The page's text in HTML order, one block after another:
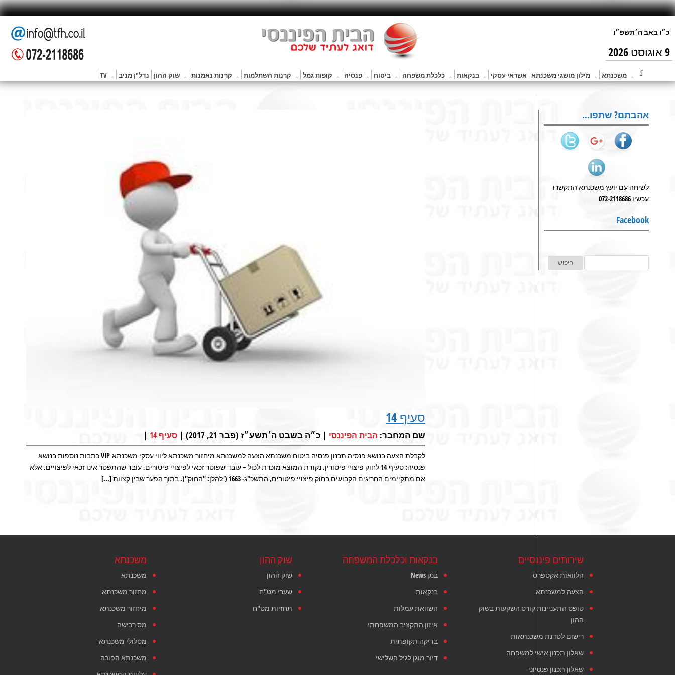
9 אוגוסט 2026
משכנתא מילון מושגי משכנתא אשראי עסקי בנקאות כלכלת משפחה ביטוח פנסיה קופות גמל קרנות השתלמות קרנות נאמנות שוק ההון נדל"ן מניב TV
סעיף 14
שם המחבר: הבית הפיננסי | כ״ה בשבט ה׳תשע״ז (פבר 21, 2017) | סעיף 14 |
לקבלת הצעה בנושא פנסיה תכנון פנסיה ביטוח משכנתא הצעה למשכנתא מיחזור משכנתא ליווי עסקי משכנתא VIP כתבות נוספות בנושא
פנסיה: סעיף 14 לחוק פיצויי פיטורין. נקודת המוצא מוכרת לכול – עובד שפוטר זכאי לפיצויי פיטורים, עובד שהתפטר אינו זכאי לפיצויים, אלא
אם מתקיימים החריגים הקבועים בחוק פיצויי פיטורים, התשכ"ג- 1663 ( להלן: "החוק"(. בתוך הפער שבין קצוות [...]
אהבתם? שתפו…
לשיחה עם יועץ משכנתא התקשרו
עכשיו 072-2118686
Facebook
משכנתא
משכנתא
מחזור משכנתא
מיחזור משכנתא
מס רכישה
מסלולי משכנתא
משכנתא הפוכה
שוק ההון
שוק ההון
שערי מט"ח
תחזיות מט"ח
בנקאות וכלכלת המשפחה
בנק News
בנקאות
השוואת עמלות
איזון התקציב המשפחתי
בדיקה תקופתית
דיור מוגן לגיל השלישי
שירותים פיננסיים
הלוואות אקספרס
הצעה למשכנתא
טופס התעניינות קורס השקעות בשוק
ההון
רישום לסדנת משכנתאות
שאלון תכנון אישי למשפחה
שאלון תכנון פנסיוני